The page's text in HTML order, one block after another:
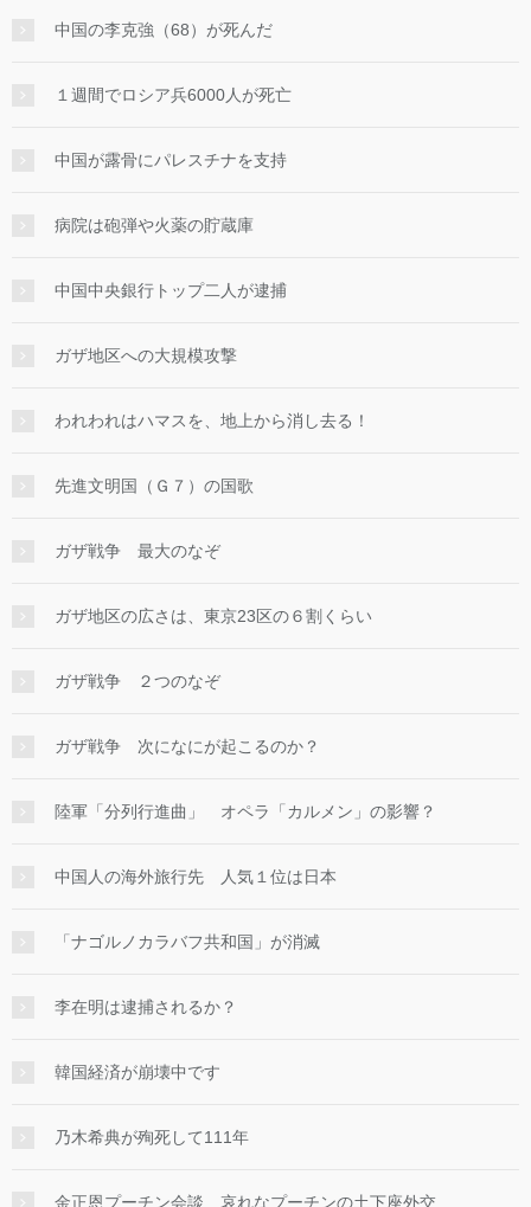
中国の李克強（68）が死んだ
１週間でロシア兵6000人が死亡
中国が露骨にパレスチナを支持
病院は砲弾や火薬の貯蔵庫
中国中央銀行トップ二人が逮捕
ガザ地区への大規模攻撃
われわれはハマスを、地上から消し去る！
先進文明国（Ｇ７）の国歌
ガザ戦争 最大のなぞ
ガザ地区の広さは、東京23区の６割くらい
ガザ戦争 ２つのなぞ
ガザ戦争 次になにが起こるのか？
陸軍「分列行進曲」 オペラ「カルメン」の影響？
中国人の海外旅行先 人気１位は日本
「ナゴルノカラバフ共和国」が消滅
李在明は逮捕されるか？
韓国経済が崩壊中です
乃木希典が殉死して111年
金正恩プーチン会談 哀れなプーチンの土下座外交